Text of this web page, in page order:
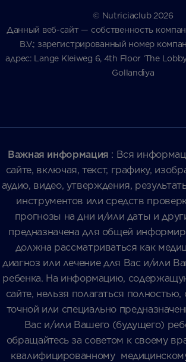
© Nutriciaclub 2026
Данный веб-сайт — собственность
B.V.; зарегистрированный номер
адрес: Lange Kleiweg 6, 4th Floor ‘The
Gollandiya
Важная информация : Вся
сайте, включая, текст, графику,
аудио, видео, утверждения,
инструментов или средств
прогнозы на дни и/или даты и
предназначена для общей
должна рассматриваться как
диагноз или лечение для Вас и/или
ребенка. На информацию,
сайте, нельзя полагаться полностью,
точной или специально
Вас и/или Вашего (будущего)
обращайтесь за советом к своему
квалифицированному